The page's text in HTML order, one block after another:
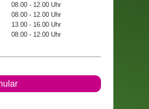
08.00 - 12.00 Uhr
08.00 - 12.00 Uhr
13.00 - 16.00 Uhr
08.00 - 12:00 Uhr